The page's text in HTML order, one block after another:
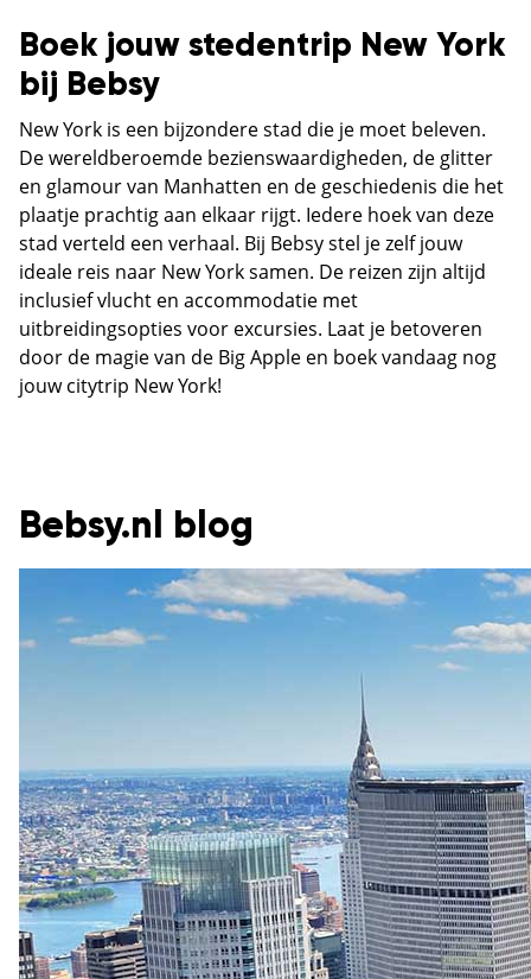
Boek jouw stedentrip New York
bij Bebsy
New York is een bijzondere stad die je moet beleven.
De wereldberoemde bezienswaardigheden, de glitter
en glamour van Manhatten en de geschiedenis die het
plaatje prachtig aan elkaar rijgt. Iedere hoek van deze
stad verteld een verhaal. Bij Bebsy stel je zelf jouw
ideale reis naar New York samen. De reizen zijn altijd
inclusief vlucht en accommodatie met
uitbreidingsopties voor excursies. Laat je betoveren
door de magie van de Big Apple en boek vandaag nog
jouw citytrip New York!
Bebsy.nl blog